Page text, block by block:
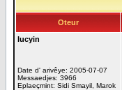
Oteur
lucyin
Date d' arivêye: 2005-07-07
Messaedjes: 3966
Eplaeçmint: Sidi Smayil, Marok